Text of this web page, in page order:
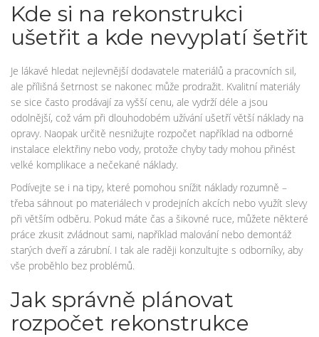
Kde si na rekonstrukci
ušetřit a kde nevyplatí šetřit
Je lákavé hledat nejlevnější dodavatele materiálů a pracovních sil,
ale přílišná šetrnost se nakonec může prodražit. Kvalitní materiály
se sice často prodávají za vyšší cenu, ale vydrží déle a jsou
odolnější, což vám při dlouhodobém užívání ušetří větší náklady na
opravy. Naopak určitě nesnižujte rozpočet například na odborné
instalace elektřiny nebo vody, protože chyby tady mohou přinést
velké komplikace a nečekané náklady.
Podívejte se i na tipy, které pomohou snížit náklady rozumně –
třeba sáhnout po materiálech v prodejních akcích nebo využít slevy
při větším odběru. Pokud máte čas a šikovné ruce, můžete některé
práce zkusit zvládnout sami, například malování nebo demontáž
starých dveří a zárubní. I tak ale raději konzultujte s odborníky, aby
vše proběhlo bez problémů.
Jak správně plánovat
rozpočet rekonstrukce